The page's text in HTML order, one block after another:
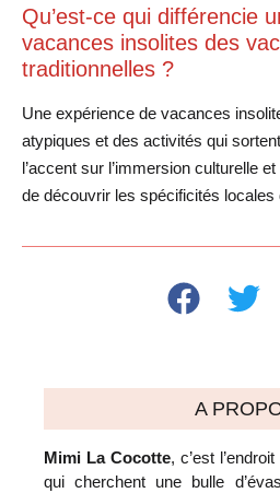
Qu’est-ce qui différencie
vacances insolites des
traditionnelles ?
Une expérience de vacances
atypiques et des activités qui
l’accent sur l’immersion culturelle
de découvrir les spécificités locales
A
Mimi La Cocotte, c’est
qui cherchent une bulle